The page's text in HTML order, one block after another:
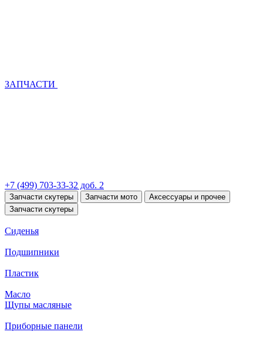
ЗАПЧАСТИ
+7 (499) 703-33-32 доб. 2
Запчасти скутеры Запчасти мото
Аксессуары и прочее
Запчасти скутеры
Сиденья
Подшипники
Пластик
Масло
Щупы масляные
Приборные панели